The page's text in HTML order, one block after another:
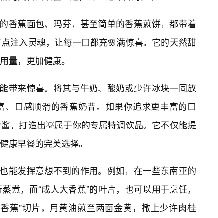
香蕉面包、玛芬，甚至简单的香蕉煎饼，都带着
注入灵魂，让每一口都充🌸满惊喜。它的天然甜
量，更加健康。
带来惊喜。将其与牛奶、酸奶或少许冰块一同放
口感顺滑的香蕉奶昔。如果你追求更丰富的口
，打造出💡属于你的专属特调饮品。它不仅能提
康早餐的完美选择。
能发挥意想不到的作用。例如，在一些东南亚的
煮，而“成人大香蕉”的叶片，也可以用于烹饪，
蕉”切片，用黄油煎至两面金黄，撒上少许肉桂